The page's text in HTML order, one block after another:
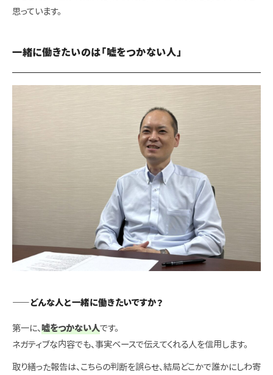
思っています。
一緒に働きたいのは「嘘をつかない人」
——どんな人と一緒に働きたいですか？
第一に、 嘘をつかない人です。
ネガティブな内容でも、事実ベースで伝えてくれる人を信用します。
取り繕った報告は、こちらの判断を誤らせ、結局どこかで誰かにしわ寄